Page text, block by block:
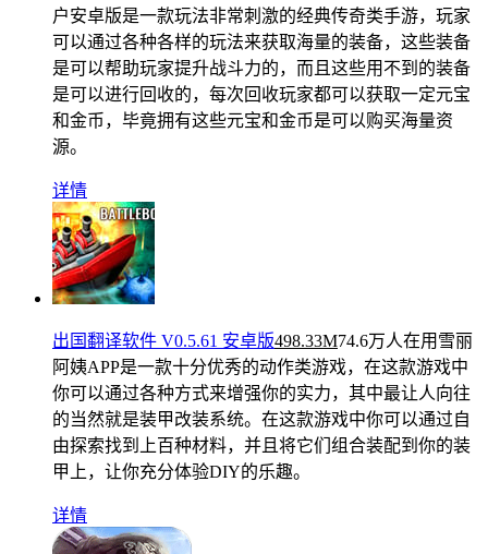
户安卓版是一款玩法非常刺激的经典传奇类手游，玩家
可以通过各种各样的玩法来获取海量的装备，这些装备
是可以帮助玩家提升战斗力的，而且这些用不到的装备
是可以进行回收的，每次回收玩家都可以获取一定元宝
和金币，毕竟拥有这些元宝和金币是可以购买海量资
源。
详情
出国翻译软件 V0.5.61 安卓版498.33M74.6万人在用 雪丽
阿姨APP是一款十分优秀的动作类游戏，在这款游戏中
你可以通过各种方式来增强你的实力，其中最让人向往
的当然就是装甲改装系统。在这款游戏中你可以通过自
由探索找到上百种材料，并且将它们组合装配到你的装
甲上，让你充分体验DIY的乐趣。
详情